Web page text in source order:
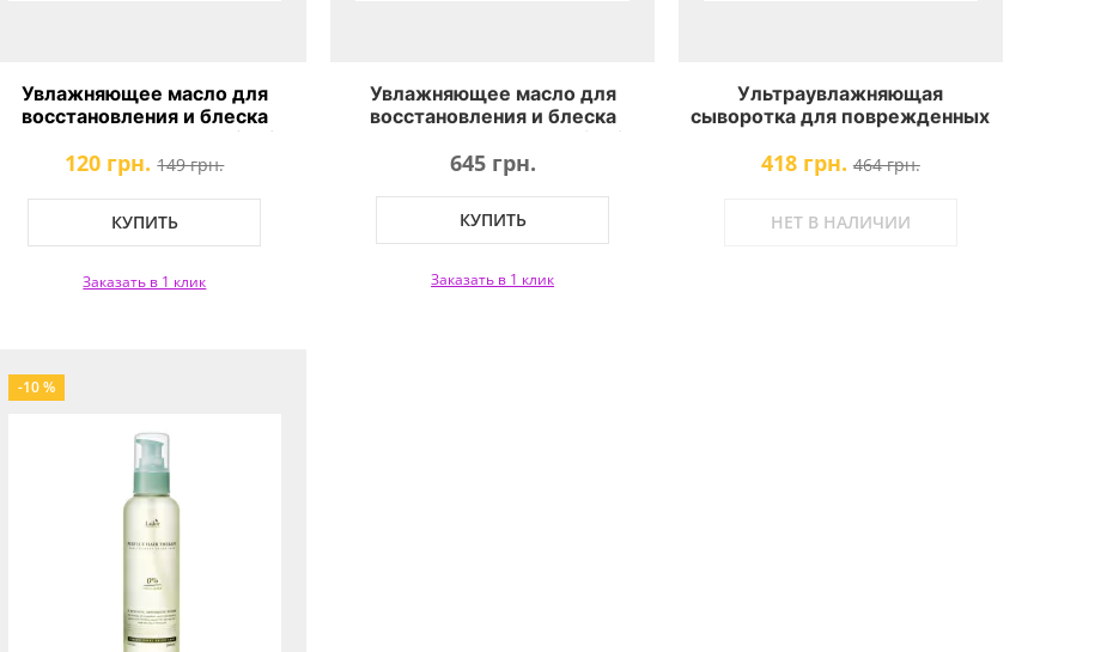
Увлажняющее масло для
восстановления и блеска
волос Lador Wonder Hair Oil
MINI
120 грн. 149 грн.
КУПИТЬ
Заказать в 1 клик
Увлажняющее масло для
восстановления и блеска
волос Lador Wonder Hair Oil
645 грн.
КУПИТЬ
Заказать в 1 клик
Ультраувлажняющая
сыворотка для поврежденных
Miracle Soothing Serum
418 грн. 464 грн.
НЕТ В НАЛИЧИИ
-10 %